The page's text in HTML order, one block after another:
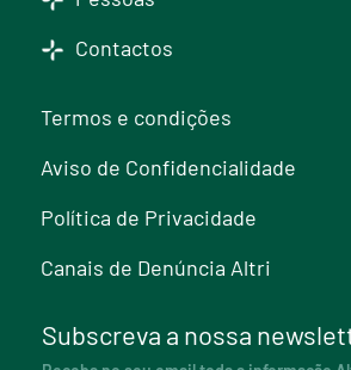
Contactos
Termos e condições
Aviso de Confidencialidade
Política de Privacidade
Canais de Denúncia Altri
Subscreva a nossa